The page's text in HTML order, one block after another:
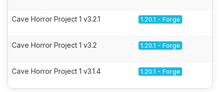
Cave Horror Project 1 v3.2.1 1.20.1 - Forge
Cave Horror Project 1 v3.2 1.20.1 - Forge
Cave Horror Project 1 v3.1.4 1.20.1 - Forge